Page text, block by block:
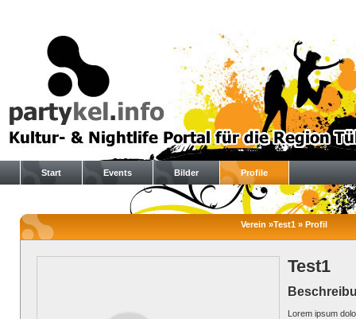
Start Events Bilder Profile
Verein »Test1 » Profil
Test1
Lorem ipsum